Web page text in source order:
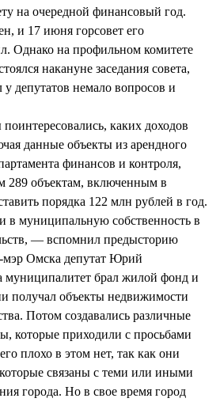
на очередной финансовый год.
и 17 июня горсовет его
Однако на профильном комитете
накануне заседания совета,
депутатов немало вопросов и
каких доходов
данные объекты из арендного
финансов и контроля,
289 объектам, включенным в
порядка 122 млн рублей в год.
муниципальную собственность в
— вспомнил предысторию
Омска депутат Юрий
брал жилой фонд и
получал объекты недвижимости
Потом создавались различные
которые приходили с просьбами
плохо в этом нет, так как они
связаны с теми или иными
города. Но в свое время город